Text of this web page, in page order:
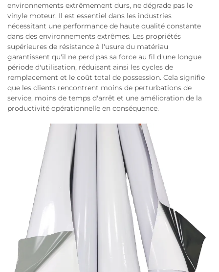
environnements extrêmement durs, ne dégrade pas le
vinyle moteur. Il est essentiel dans les industries
nécessitant une performance de haute qualité constante
dans des environnements extrêmes. Les propriétés
supérieures de résistance à l'usure du matériau
garantissent qu'il ne perd pas sa force au fil d'une longue
période d'utilisation, réduisant ainsi les cycles de
remplacement et le coût total de possession. Cela signifie
que les clients rencontrent moins de perturbations de
service, moins de temps d'arrêt et une amélioration de la
productivité opérationnelle en conséquence.